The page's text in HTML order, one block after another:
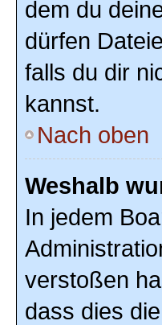
dem du
dürfen
falls du dir
kannst.
Nach oben
Weshalb
In jedem
verstoßen
dass dies